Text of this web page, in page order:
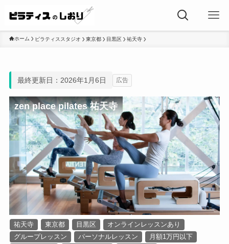
ホーム ピラティススタジオ 東京都 目黒区 祐天寺
最終更新日：2026年1月6日 広告
zen place pilates 祐天寺
祐天寺 東京都 目黒区
オンラインレッスンあり
グループレッスン
パーソナルレッスン
月額1万円以下